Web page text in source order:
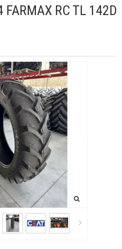
RC TL 142D